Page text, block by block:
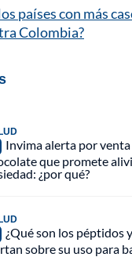
países con más
Colombia?
Invima alerta por
que promete
¿por qué?
¿Qué son los péptidos
sobre su uso para